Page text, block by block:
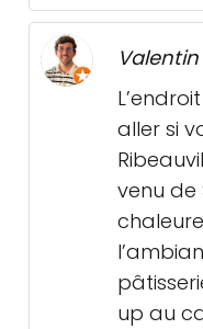
Valentin
aller si
venu
up au